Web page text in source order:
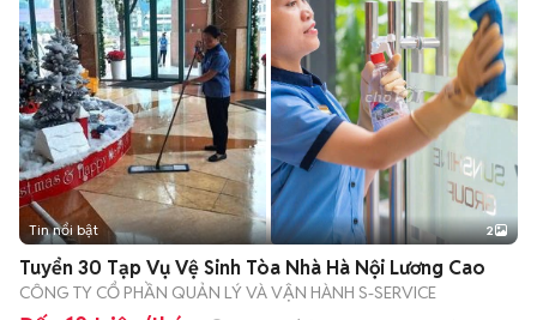
Tin nổi bật 2
Tuyển 30 Tạp Vụ Vệ Sinh Tòa Nhà Hà Nội Lương Cao
CÔNG TY CỔ PHẦN QUẢN LÝ VÀ VẬN HÀNH S-SERVICE